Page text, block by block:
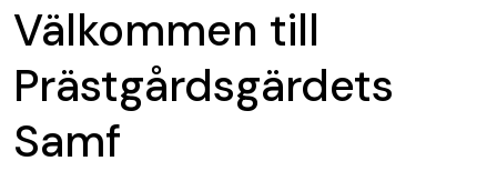
Välkommen till
Prästgårdsgärdets
Samf